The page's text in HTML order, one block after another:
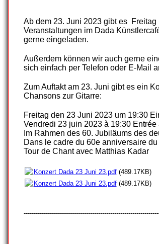
Ab dem 23. Juni 2023 gibt es
Veranstaltungen im Dada
gerne eingeladen.
Außerdem können wir auch gerne
sich einfach per Telefon oder E-Mail
Zum Auftakt am 23. Juni gibt es ein
Chansons zur Gitarre:
Freitag den 23 Juni 2023 um 19:30
Vendredi 23 juin 2023 à 19:30 Entrée
Im Rahmen des 60. Jubiläums des
Dans le cadre du 60e anniversaire
Tour de Chant avec Matthias Kadar
Konzert Dada 23 Juni 23.pdf(489.17KB)
Konzert Dada 23 Juni 23.pdf(489.17KB)